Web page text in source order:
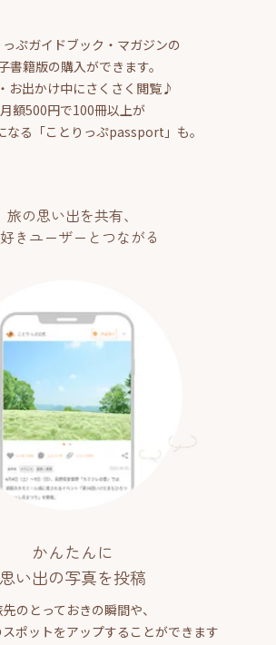
っぷガイドブック・マガジンの
書籍版の購入ができます。
お出かけ中にさくさく閲覧♪
月額500円で100冊以上が
なる「ことりっぷpassport」も。
旅の思い出を共有、
きユーザーとつながる
かんたんに
思い出の写真を投稿
のとっておきの瞬間や、
ポットをアップすることができます